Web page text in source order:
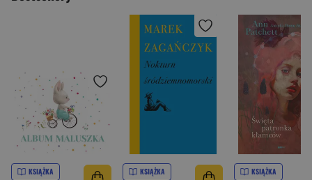
KSIĄŻKA KSIĄŻKA KSIĄŻKA